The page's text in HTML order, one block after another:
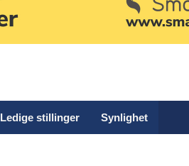
Ledige stillinger Synlighet